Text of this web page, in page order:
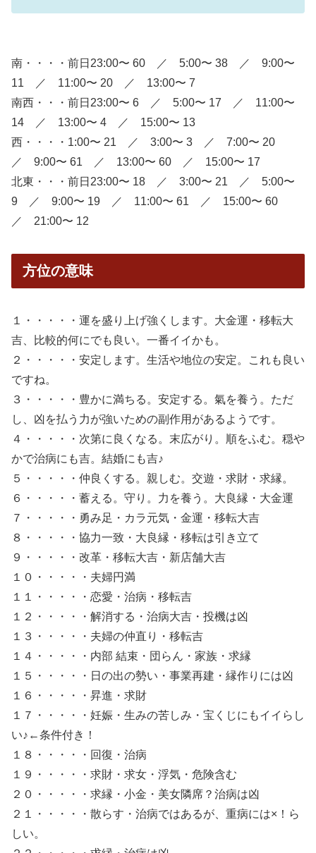
南・・・・前日23:00〜 60 ／ 5:00〜 38 ／ 9:00〜
11 ／ 11:00〜 20 ／ 13:00〜 7
南西・・・前日23:00〜 6 ／ 5:00〜 17 ／ 11:00〜
14 ／ 13:00〜 4 ／ 15:00〜 13
西・・・・1:00〜 21 ／ 3:00〜 3 ／ 7:00〜 20
／ 9:00〜 61 ／ 13:00〜 60 ／ 15:00〜 17
北東・・・前日23:00〜 18 ／ 3:00〜 21 ／ 5:00〜
9 ／ 9:00〜 19 ／ 11:00〜 61 ／ 15:00〜 60
／ 21:00〜 12
方位の意味
１・・・・・運を盛り上げ強くします。大金運・移転大
吉、比較的何にでも良い。一番イイかも。
２・・・・・安定します。生活や地位の安定。これも良い
ですね。
３・・・・・豊かに満ちる。安定する。氣を養う。ただ
し、凶を払う力が強いための副作用があるようです。
４・・・・・次第に良くなる。末広がり。順をふむ。穏や
かで治病にも吉。結婚にも吉♪
５・・・・・仲良くする。親しむ。交遊・求財・求縁。
６・・・・・蓄える。守り。力を養う。大良縁・大金運
７・・・・・勇み足・カラ元気・金運・移転大吉
８・・・・・協力一致・大良縁・移転は引き立て
９・・・・・改革・移転大吉・新店舗大吉
１０・・・・・夫婦円満
１１・・・・・恋愛・治病・移転吉
１２・・・・・解消する・治病大吉・投機は凶
１３・・・・・夫婦の仲直り・移転吉
１４・・・・・内部 結束・団らん・家族・求縁
１５・・・・・日の出の勢い・事業再建・縁作りには凶
１６・・・・・昇進・求財
１７・・・・・妊娠・生みの苦しみ・宝くじにもイイらし
い♪←条件付き！
１８・・・・・回復・治病
１９・・・・・求財・求女・浮気・危険含む
２０・・・・・求縁・小金・美女隣席？治病は凶
２１・・・・・散らす・治病ではあるが、重病には×！ら
しい。